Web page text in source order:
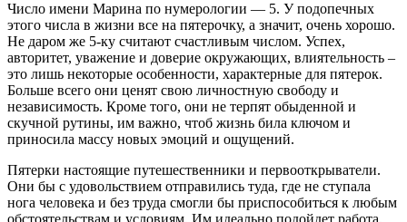
Число имени Марина по нумерологии — 5. У подопечных
этого числа в жизни все на пятерочку, а значит, очень хорошо.
Не даром же 5-ку считают счастливым числом. Успех,
авторитет, уважение и доверие окружающих, влиятельность –
это лишь некоторые особенности, характерные для пятерок.
Больше всего они ценят свою личностную свободу и
независимость. Кроме того, они не терпят обыденной и
скучной рутины, им важно, чтоб жизнь била ключом и
приносила массу новых эмоций и ощущений.
Пятерки настоящие путешественники и первооткрыватели.
Они бы с удовольствием отправились туда, где не ступала
нога человека и без труда смогли бы приспособиться к любым
обстоятельствам и условиям. Им идеально подойдет работа,